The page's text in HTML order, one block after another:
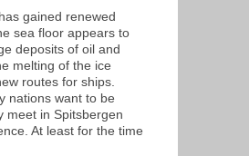
gained renewed
sea floor appears to
deposits of oil and
melting of the ice
routes for ships.
nations want to be
meet in Spitsbergen
At least for the time